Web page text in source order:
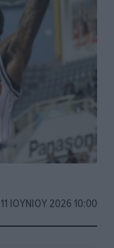
11 ΙΟΥΝΊΟΥ 2026 10:00